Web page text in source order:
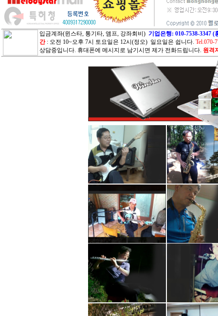
입금계좌(윈스타, 통기타, 앰프, 강좌회비) 기업은행: 010-7538-3347
간 : 오전 10~오후 7시 토요일은 12시(정오) 일요일은 쉽니다. Tel.070-
상담중입니다. 휴대폰에 메시지로 남기시면 제가 전화드립니다. 원격